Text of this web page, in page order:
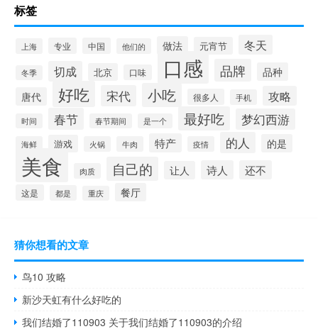
标签
上海 专业 中国 他们的 做法 元宵节 冬天
冬季 切成 北京 口味 口感 品牌
品种
唐代
好吃 宋代 小吃 很多人 手机 攻略
时间 春节 春节期间 是一个 最好吃 梦幻西游
海鲜 游戏 火锅 牛肉 特产 疫情 的人 的是
美食 肉质 自己的 让人 诗人 还不
这是 都是 重庆 餐厅
猜你想看的文章
鸟10 攻略
新沙天虹有什么好吃的
我们结婚了110903 关于我们结婚了110903的介绍